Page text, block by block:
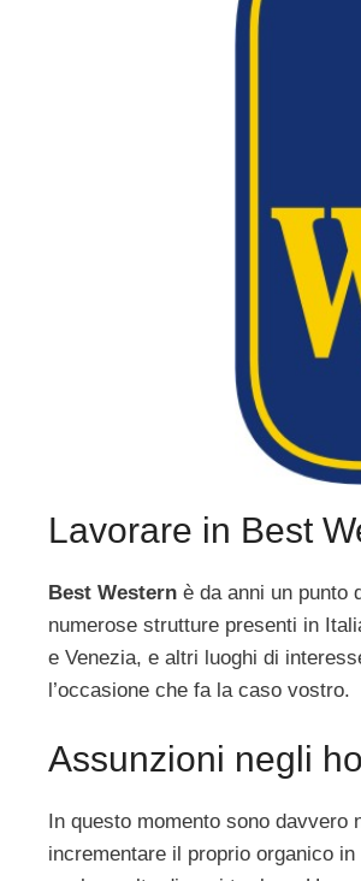
Lavorare in Best
Best Western è da anni un punto
numerose strutture presenti in
e Venezia, e altri luoghi di
l’occasione che fa la caso vostro.
Assunzioni negli
In questo momento sono
incrementare il proprio organico